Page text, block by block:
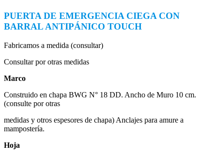
PUERTA DE EMERGENCIA CIEGA CON
BARRAL ANTIPÁNICO TOUCH
Fabricamos a medida (consultar)
Consultar por otras medidas
Marco
Construido en chapa BWG N° 18 DD. Ancho de Muro 10 cm.
(consulte por otras
medidas y otros espesores de chapa) Anclajes para amure a
mampostería.
Hoja